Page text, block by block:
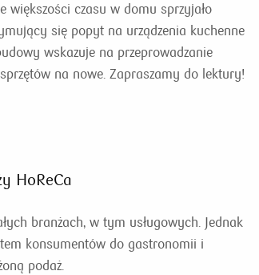
większości czasu w domu sprzyjało
się popyt na urządzenia kuchenne
wskazuje na przeprowadzanie
na nowe. Zapraszamy do lektury!
HoReCa
branżach, w tym usługowych. Jednak
konsumentów do gastronomii i
podaż.